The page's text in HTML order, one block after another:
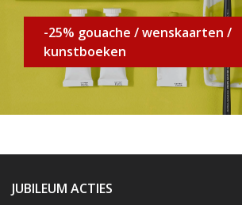
-25% gouache / wenskaarten /
kunstboeken
JUBILEUM ACTIES